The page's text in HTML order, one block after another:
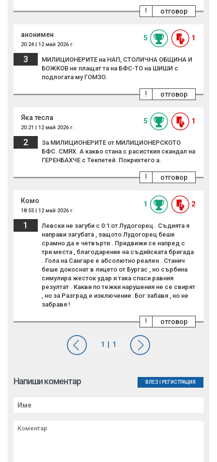
отговор
!
анонимен
20:24 | 12 май 2026 г.
5 1
3
МИЛИЦИОНЕРИТЕ на НАП, СТОЛИЧНА ОБЩИНА И
БОЖКОВ не плащат та на БФС-ТО на ШИШИ с
подлогата му ГОМЗО.
отговор
!
Яка тесла
20:21 | 12 май 2026 г.
5 1
2
За МИЛИЦИОНЕРИТЕ от МИЛИЦИОНЕРСКОТО
БФС. СМЯХ. А какво стана с расисткия скандал на
ГЕРЕНБАХЧЕ с Текпетей. Покрихтего а.
отговор
!
Комо
18:55 | 12 май 2026 г.
1 2
1
Левски не загуби с 0:1:от Лудогорец . Съдията я
направи загубата , защото Лудогорец беше
срамно да е четвърти . Придвижи се напред с
три места , благодарение на съдийската бригада
. Гола на Сангаре е абсолютно реален . Станич
беше докоснат в лицето от Бургас , но сърбина
симулира жесток удар и така спаси равния
резултат . Какви по тежки нарушения не се свирят
, но за Разград е изключение .Бог забавя , но не
забравя !
отговор
!
Напиши коментар ВЛЕЗ РЕГИСТРАЦИЯ